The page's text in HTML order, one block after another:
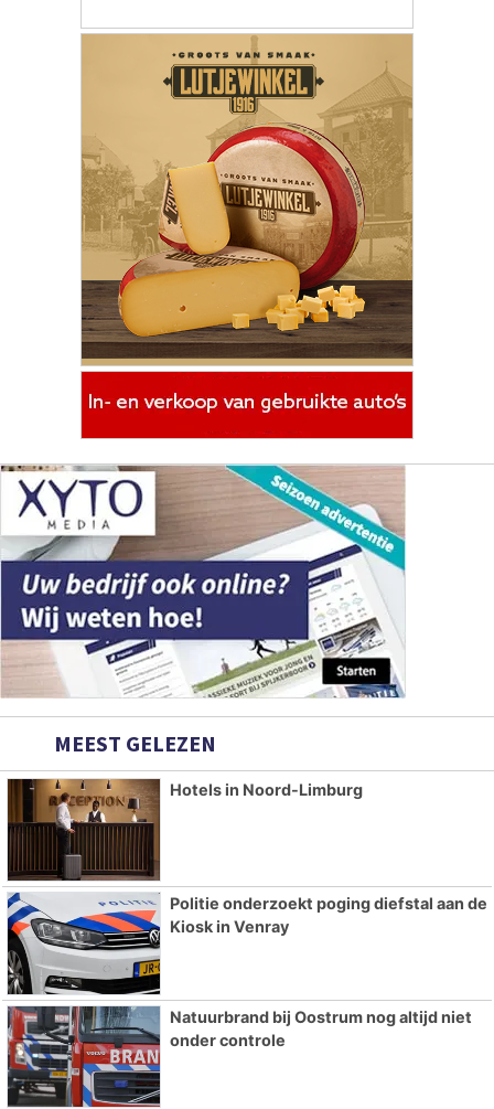
MEEST GELEZEN
Hotels in Noord-Limburg
Politie onderzoekt poging diefstal aan de
Kiosk in Venray
Natuurbrand bij Oostrum nog altijd niet
onder controle